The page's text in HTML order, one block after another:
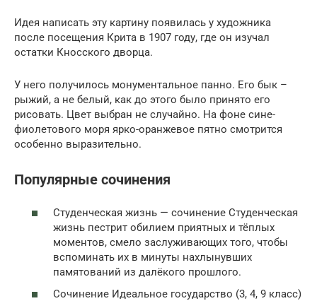
Идея написать эту картину появилась у художника
после посещения Крита в 1907 году, где он изучал
остатки Кносского дворца.
У него получилось монументальное панно. Его бык –
рыжий, а не белый, как до этого было принято его
рисовать. Цвет выбран не случайно. На фоне сине-
фиолетового моря ярко-оранжевое пятно смотрится
особенно выразительно.
Популярные сочинения
Студенческая жизнь — сочинение Студенческая
жизнь пестрит обилием приятных и тёплых
моментов, смело заслуживающих того, чтобы
вспоминать их в минуты нахлынувших
памятований из далёкого прошлого.
Сочинение Идеальное государство (3, 4, 9 класс)